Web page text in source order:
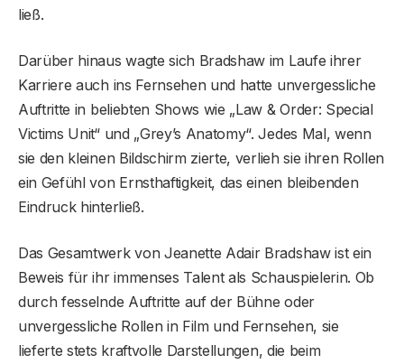
ließ.
Darüber hinaus wagte sich Bradshaw im Laufe ihrer
Karriere auch ins Fernsehen und hatte unvergessliche
Auftritte in beliebten Shows wie „Law & Order: Special
Victims Unit“ und „Grey’s Anatomy“. Jedes Mal, wenn
sie den kleinen Bildschirm zierte, verlieh sie ihren Rollen
ein Gefühl von Ernsthaftigkeit, das einen bleibenden
Eindruck hinterließ.
Das Gesamtwerk von Jeanette Adair Bradshaw ist ein
Beweis für ihr immenses Talent als Schauspielerin. Ob
durch fesselnde Auftritte auf der Bühne oder
unvergessliche Rollen in Film und Fernsehen, sie
lieferte stets kraftvolle Darstellungen, die beim